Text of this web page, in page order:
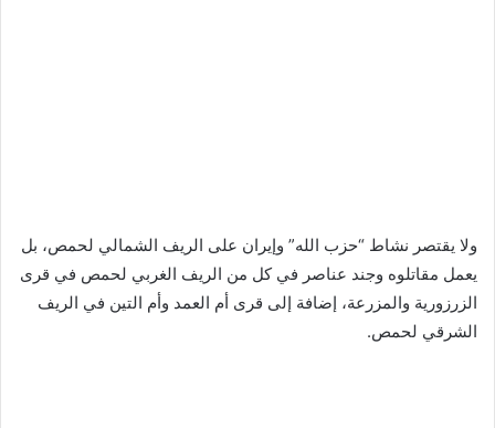
ولا يقتصر نشاط “حزب الله” وإيران على الريف الشمالي لحمص، بل
يعمل مقاتلوه وجند عناصر في كل من الريف الغربي لحمص في قرى
الزرزورية والمزرعة، إضافة إلى قرى أم العمد وأم التين في الريف
الشرقي لحمص.